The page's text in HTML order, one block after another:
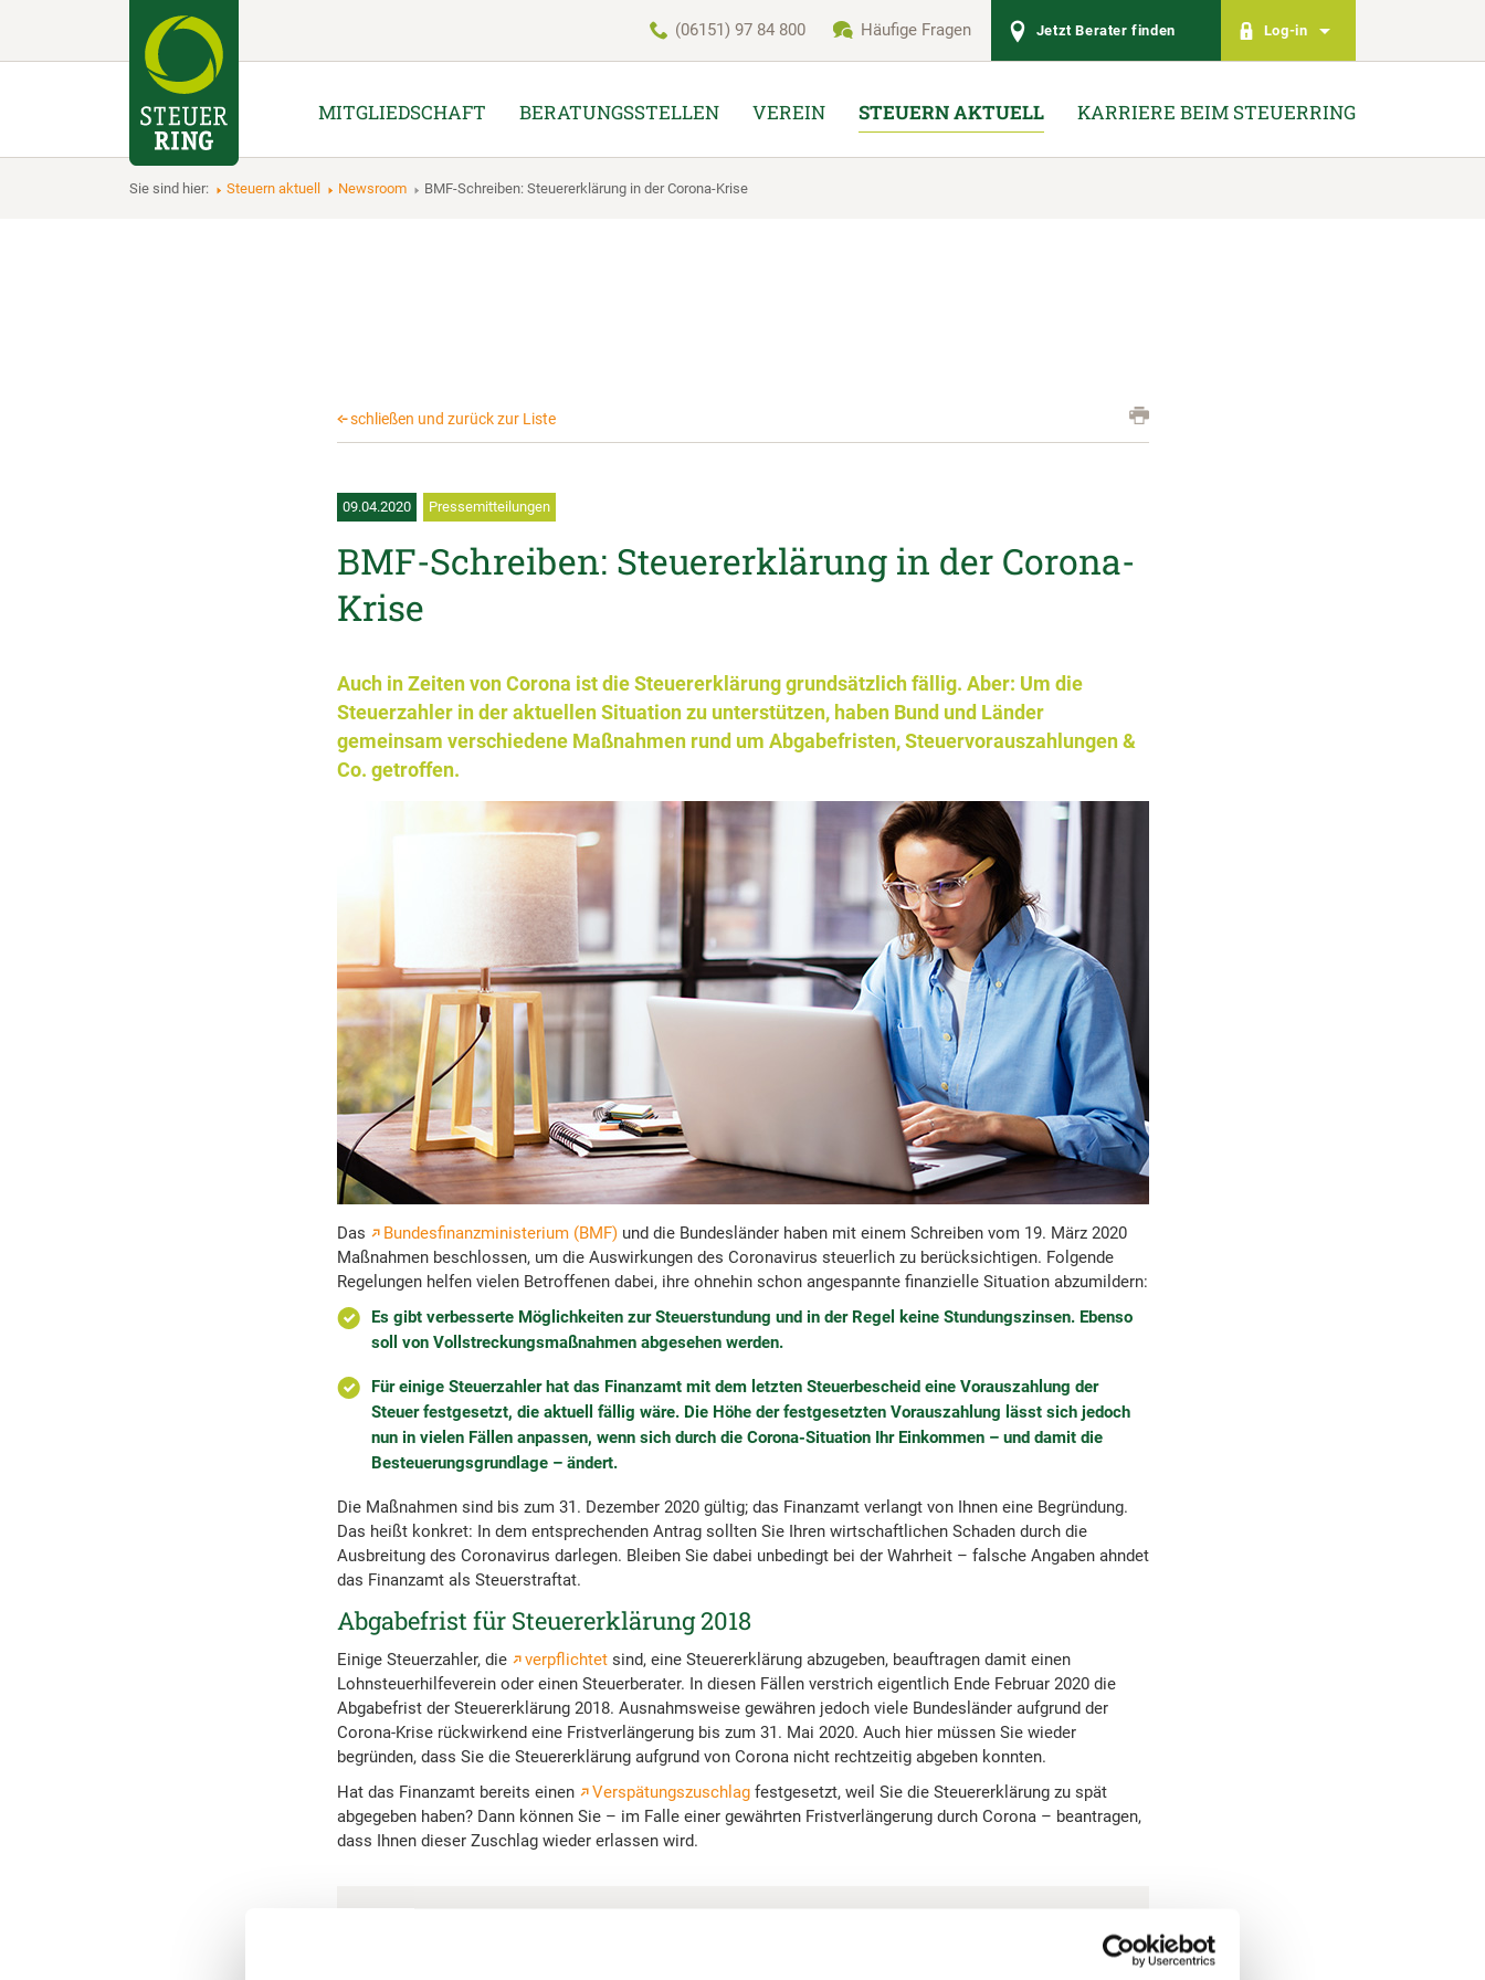
(06151) 97 84 800 Häufige Fragen Jetzt Berater finden Log-in
MITGLIEDSCHAFT BERATUNGSSTELLEN VEREIN STEUERN AKTUELL KARRIERE BEIM STEUERRING
Sie sind hier: Steuern aktuell Newsroom BMF-Schreiben: Steuererklärung in der Corona-Krise
schließen und zurück zur Liste
09.04.2020 Pressemitteilungen
BMF-Schreiben: Steuererklärung in der Corona-
Krise
Auch in Zeiten von Corona ist die Steuererklärung grundsätzlich fällig. Aber: Um die
Steuerzahler in der aktuellen Situation zu unterstützen, haben Bund und Länder
gemeinsam verschiedene Maßnahmen rund um Abgabefristen, Steuervorauszahlungen &
Co. getroffen.
Das Bundesfinanzministerium (BMF)und die Bundesländer haben mit einem Schreiben vom 19. März 2020
Maßnahmen beschlossen, um die Auswirkungen des Coronavirus steuerlich zu berücksichtigen. Folgende
Regelungen helfen vielen Betroffenen dabei, ihre ohnehin schon angespannte finanzielle Situation abzumildern:
Es gibt verbesserte Möglichkeiten zur Steuerstundung und in der Regel keine Stundungszinsen. Ebenso
soll von Vollstreckungsmaßnahmen abgesehen werden.
Für einige Steuerzahler hat das Finanzamt mit dem letzten Steuerbescheid eine Vorauszahlung der
Steuer festgesetzt, die aktuell fällig wäre. Die Höhe der festgesetzten Vorauszahlung lässt sich jedoch
nun in vielen Fällen anpassen, wenn sich durch die Corona-Situation Ihr Einkommen – und damit die
Besteuerungsgrundlage – ändert.
Die Maßnahmen sind bis zum 31. Dezember 2020 gültig; das Finanzamt verlangt von Ihnen eine Begründung.
Das heißt konkret: In dem entsprechenden Antrag sollten Sie Ihren wirtschaftlichen Schaden durch die
Ausbreitung des Coronavirus darlegen. Bleiben Sie dabei unbedingt bei der Wahrheit – falsche Angaben ahndet
das Finanzamt als Steuerstraftat.
Abgabefrist für Steuererklärung 2018
Einige Steuerzahler, die verpflichtetsind, eine Steuererklärung abzugeben, beauftragen damit einen
Lohnsteuerhilfeverein oder einen Steuerberater. In diesen Fällen verstrich eigentlich Ende Februar 2020 die
Abgabefrist der Steuererklärung 2018. Ausnahmsweise gewähren jedoch viele Bundesländer aufgrund der
Corona-Krise rückwirkend eine Fristverlängerung bis zum 31. Mai 2020. Auch hier müssen Sie wieder
begründen, dass Sie die Steuererklärung aufgrund von Corona nicht rechtzeitig abgeben konnten.
Hat das Finanzamt bereits einen
Verspätungszuschlagfestgesetzt, weil Sie die Steuererklärung zu spät
abgegeben haben? Dann können Sie – im Falle einer gewährten Fristverlängerung durch Corona – beantragen,
dass Ihnen dieser Zuschlag wieder erlassen wird.